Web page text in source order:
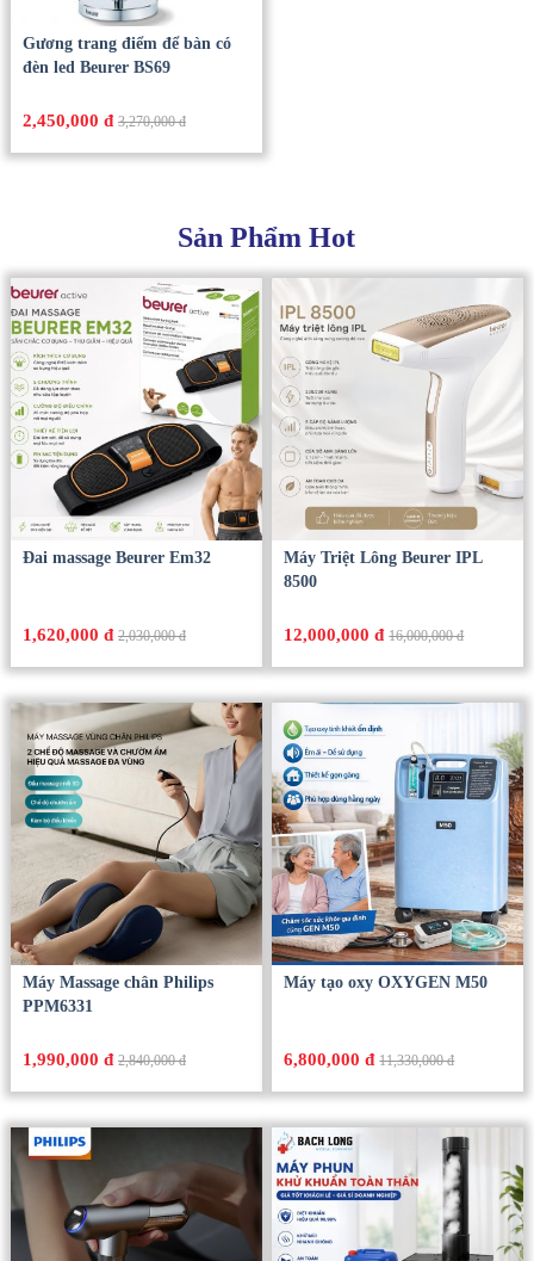
Gương trang điểm để bàn có
đèn led Beurer BS69
2,450,000 đ 3,270,000 đ
Sản Phẩm Hot
Đai massage Beurer Em32
1,620,000 đ 2,030,000 đ
Máy Triệt Lông Beurer IPL
8500
12,000,000 đ 16,000,000 đ
Máy Massage chân Philips
PPM6331
1,990,000 đ 2,840,000 đ
Máy tạo oxy OXYGEN M50
6,800,000 đ 11,330,000 đ